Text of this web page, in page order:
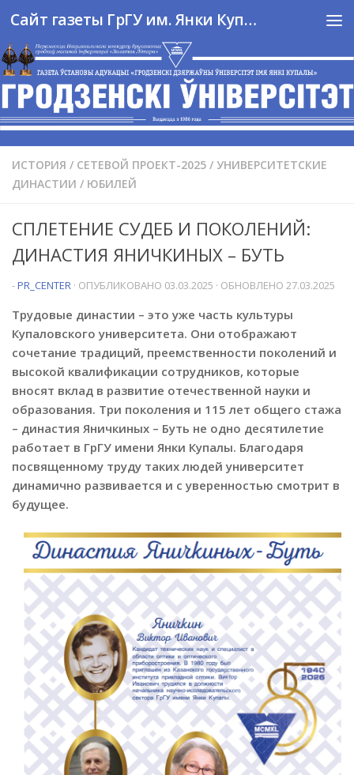
Перейти к содержимому Сайт газеты ГрГУ им. Янки Купалы
ИСТОРИЯ / СЕТЕВОЙ ПРОЕКТ-2025 / УНИВЕРСИТЕТСКИЕ
ДИНАСТИИ / ЮБИЛЕЙ
СПЛЕТЕНИЕ СУДЕБ И ПОКОЛЕНИЙ:
ДИНАСТИЯ ЯНИЧКИНЫХ – БУТЬ
-PR_CENTER · ОПУБЛИКОВАНО 03.03.2025 · ОБНОВЛЕНО 27.03.2025
Трудовые династии – это уже часть культуры
Купаловского университета. Они отображают
сочетание традиций, преемственности поколений и
высокой квалификации сотрудников, которые
вносят вклад в развитие отечественной науки и
образования. Три поколения и 115 лет общего стажа
– династия Яничкиных – Буть не одно десятилетие
работает в ГрГУ имени Янки Купалы. Благодаря
посвященному труду таких людей университет
динамично развивается и с уверенностью смотрит в
будущее.